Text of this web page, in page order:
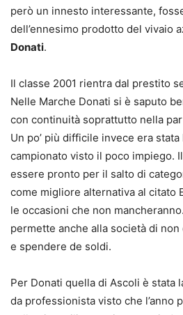
però un innesto interessante,
dell’ennesimo prodotto del vivaio
Donati.
Il classe 2001 rientra dal prestito
Nelle Marche Donati si è saputo
con continuità soprattutto nella
Un po’ più difficile invece era
campionato visto il poco impiego.
essere pronto per il salto di
come migliore alternativa al citato
le occasioni che non
permette anche alla società di
e spendere de soldi.
Per Donati quella di Ascoli è stata
da professionista visto che l’anno